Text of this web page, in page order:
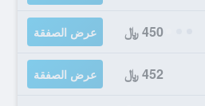
450 ﷼ عرض الصفقة
452 ﷼ عرض الصفقة